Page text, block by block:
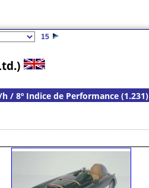
15
/ 8º Indice de Performance (1.231)